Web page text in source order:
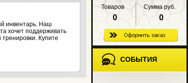
Товаров
0
Сумма руб.
0
СОБЫТИЯ
инвентарь. Наш
хочет поддерживать
Купите